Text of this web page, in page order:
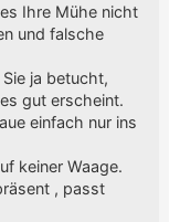
Ihre Mühe nicht
und falsche
ja betucht,
gut erscheint.
einfach nur ins
keiner Waage.
, passt